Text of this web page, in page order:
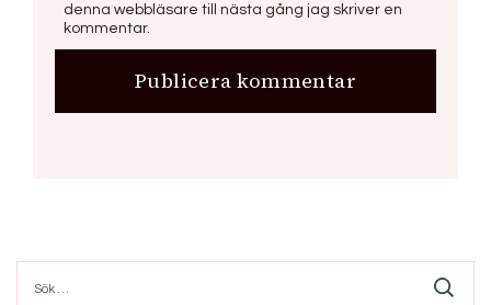
denna webbläsare till nästa gång jag skriver en
kommentar.
efter: